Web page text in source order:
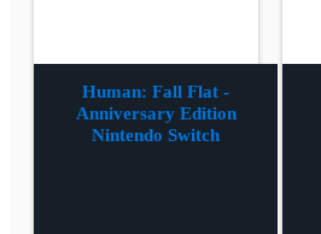
Human: Fall Flat -
Anniversary Edition
Nintendo Switch